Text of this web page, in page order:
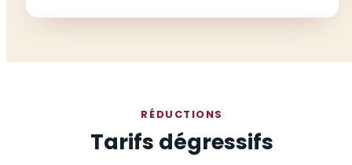
RÉDUCTIONS
Tarifs dégressifs